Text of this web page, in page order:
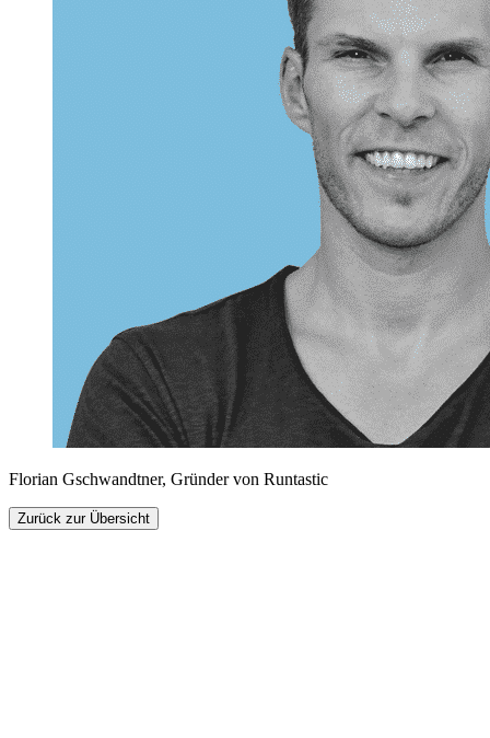
Florian Gschwandtner, Gründer von Runtastic
Zurück zur Übersicht